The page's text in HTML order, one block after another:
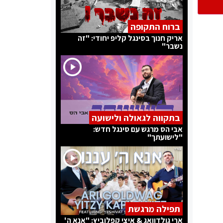
ברוח התקופה
אריק חנוך בסינגל קליפ יחודי: "זה
נשבר"
בתקווה לגאולה ולישועה
אבי הס מרגש עם סינגל חדש:
"לישועתך"
תפילה מרגשת
ארי גולדוואג & איצי קפלוביץ: "אנא ה'